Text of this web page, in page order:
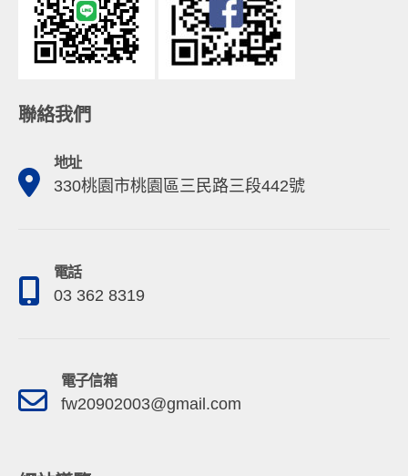
聯絡我們
地址
330桃園市桃園區三民路三段442號
電話
03 362 8319
電子信箱
fw20902003@gmail.com